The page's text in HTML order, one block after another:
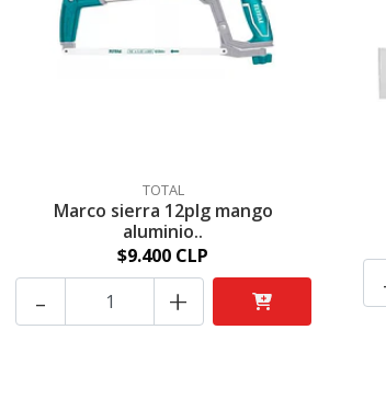
TOTAL
Marco sierra 12plg mango
aluminio..
$9.400 CLP
- +